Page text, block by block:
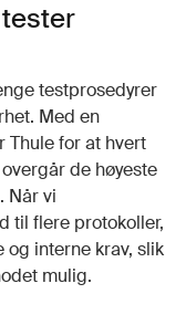
testprosedyrer
Med en
for at hvert
de høyeste
Når vi
til flere protokoller,
og interne krav, slik
mulig.